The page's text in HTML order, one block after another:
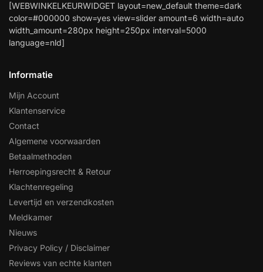
[WEBWINKELKEURWIDGET layout=new_default theme=dark
color=#000000 show=yes view=slider amount=6 width=auto
width_amount=280px height=250px interval=5000
language=nld]
Informatie
Mijn Account
Klantenservice
Contact
Algemene voorwaarden
Betaalmethoden
Herroepingsrecht & Retour
Klachtenregeling
Levertijd en verzendkosten
Meldkamer
Nieuws
Privacy Policy / Disclaimer
Reviews van echte klanten